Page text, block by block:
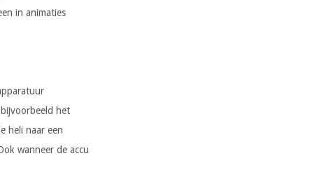
in animaties
het
heli naar een
wanneer de accu